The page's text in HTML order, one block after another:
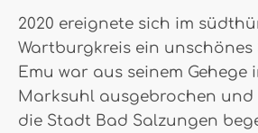
2020 ereignete sich im
Wartburgkreis ein unschönes
Emu war aus seinem Gehege
Marksuhl ausgebrochen
die Stadt Bad Salzungen